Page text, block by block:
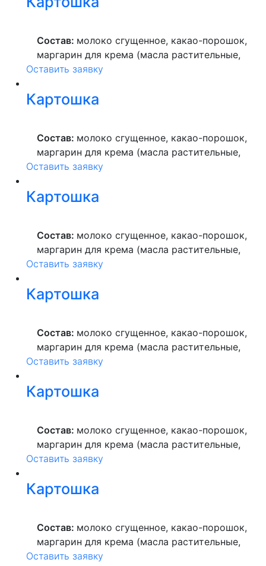
растительное, пекарский порошок, молоко
Состав: молоко сгущенное, какао-порошок,
маргарин для крема (масла растительные,
вода питьевая, сахар, ароматизатор,
высшего сорта, продукты яичные, масло
растительное, пекарский порошок, молоко
Оставить заявку
Картошка
Состав: молоко сгущенное, какао-порошок,
маргарин для крема (масла растительные,
вода питьевая, сахар, ароматизатор,
высшего сорта, продукты яичные, масло
растительное, пекарский порошок, молоко
Оставить заявку
Картошка
Состав: молоко сгущенное, какао-порошок,
маргарин для крема (масла растительные,
вода питьевая, сахар, ароматизатор,
высшего сорта, продукты яичные, масло
растительное, пекарский порошок, молоко
Оставить заявку
Картошка
Состав: молоко сгущенное, какао-порошок,
маргарин для крема (масла растительные,
вода питьевая, сахар, ароматизатор,
высшего сорта, продукты яичные, масло
растительное, пекарский порошок, молоко
Оставить заявку
Картошка
Состав: молоко сгущенное, какао-порошок,
маргарин для крема (масла растительные,
вода питьевая, сахар, ароматизатор,
высшего сорта, продукты яичные, масло
растительное, пекарский порошок, молоко
Оставить заявку
Картошка
Состав: молоко сгущенное, какао-порошок,
маргарин для крема (масла растительные,
вода питьевая, сахар, ароматизатор,
Оставить заявку